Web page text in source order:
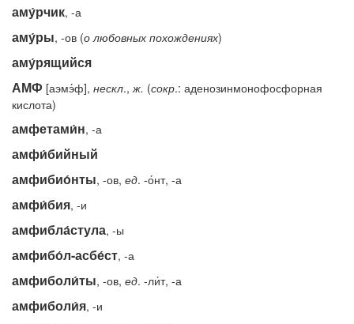
аму́рчик, -а
аму́ры, -ов (о любовных похождениях)
аму́рящийся
АМФ [аэмэ́ф], нескл.,ж. (сокр.: аденозинмонофосфорная
кислота)
амфетами́н, -а
амфи́бийный
амфибио́нты, -ов, ед. -о́нт, -а
амфи́бия, -и
амфибла́стула, -ы
амфибо́л-асбе́ст, -а
амфиболи́ты, -ов, ед. -ли́т, -а
амфиболи́я, -и